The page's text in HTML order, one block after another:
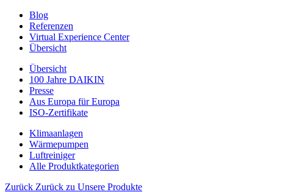
Blog
Referenzen
Virtual Experience Center
Übersicht
Übersicht
100 Jahre DAIKIN
Presse
Aus Europa für Europa
ISO-Zertifikate
Klimaanlagen
Wärmepumpen
Luftreiniger
Alle Produktkategorien
Zurück Zurück zu Unsere Produkte